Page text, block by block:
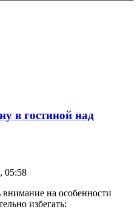
в гостиной над
05:58
внимание на особенности
избегать: